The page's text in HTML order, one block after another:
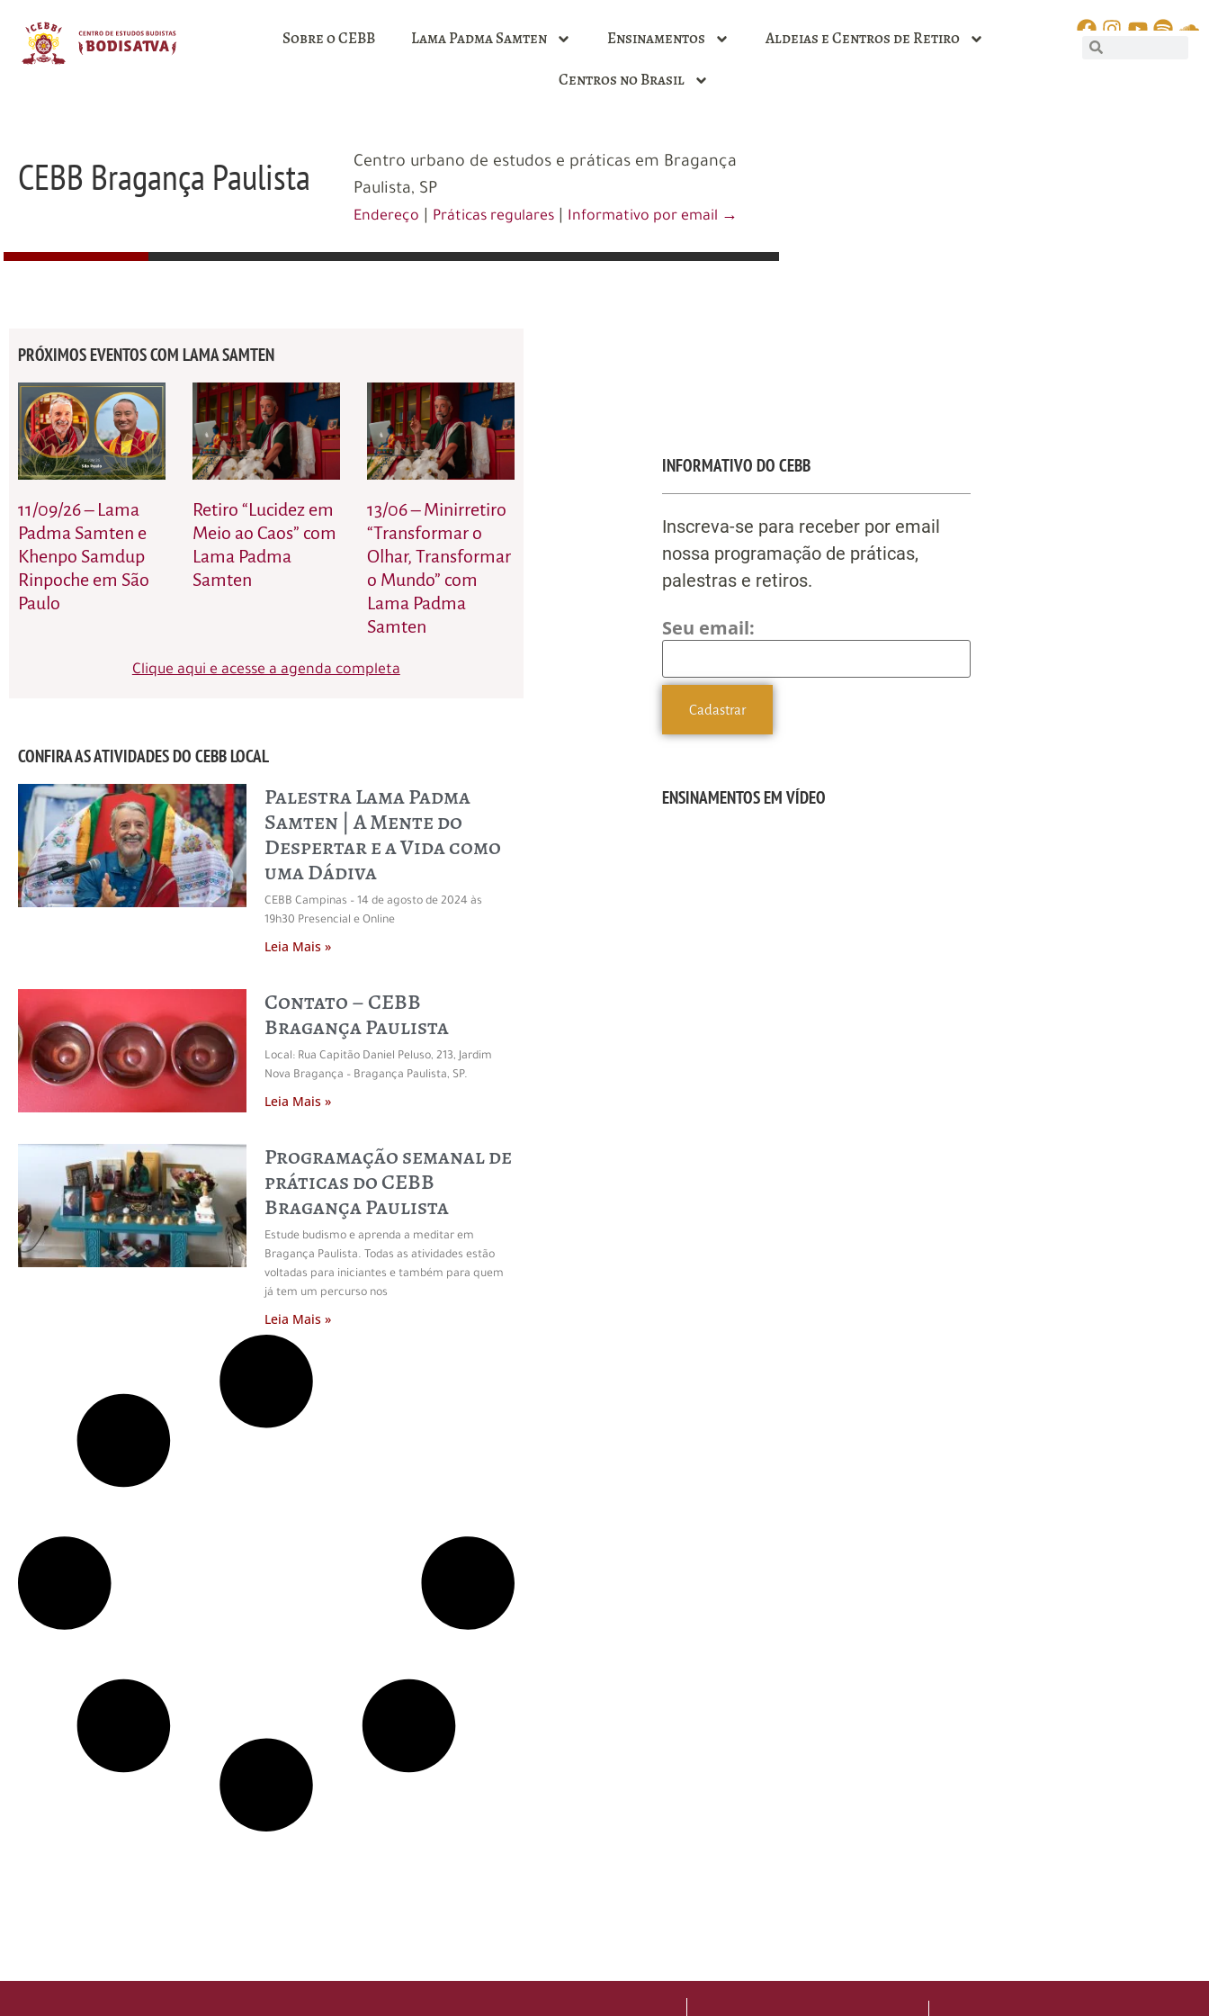
Sobre o CEBB Lama Padma Samten Ensinamentos
Aldeias e Centros de Retiro
Centros no Brasil
CEBB Bragança Paulista
Centro urbano de estudos e práticas em Bragança
Paulista, SP
Endereço Práticas regulares Informativo por email →
PRÓXIMOS EVENTOS COM LAMA SAMTEN
11/09/26 – Lama
Padma Samten e
Khenpo Samdup
Rinpoche em São
Paulo
Retiro “Lucidez em
Meio ao Caos” com
Lama Padma
Samten
13/06 – Minirretiro
“Transformar o
Olhar, Transformar
o Mundo” com
Lama Padma
Samten
Clique aqui e acesse a agenda completa
CONFIRA AS ATIVIDADES DO CEBB LOCAL
Palestra Lama Padma
Samten | A Mente do
Despertar e a Vida como
uma Dádiva
CEBB Campinas – 14 de agosto de 2024 às
19h30 Presencial e Online
Leia Mais »
Contato – CEBB
Bragança Paulista
Local: Rua Capitão Daniel Peluso, 213, Jardim
Nova Bragança – Bragança Paulista, SP.
Leia Mais »
Programação semanal de
práticas do CEBB
Bragança Paulista
Estude budismo e aprenda a meditar em
Bragança Paulista. Todas as atividades estão
voltadas para iniciantes e também para quem
já tem um percurso nos
Leia Mais »
INFORMATIVO DO CEBB
Inscreva-se para receber por email
nossa programação de práticas,
palestras e retiros.
Seu email:
ENSINAMENTOS EM VÍDEO